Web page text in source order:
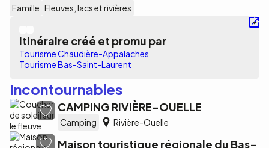
Famille Fleuves, lacs et rivières
Itinéraire créé et promu par
Tourisme Chaudière-Appalaches
Tourisme Bas-Saint-Laurent
Incontournables
CAMPING RIVIÈRE-OUELLE
Camping Rivière-Ouelle
Maison touristique régionale du Bas-